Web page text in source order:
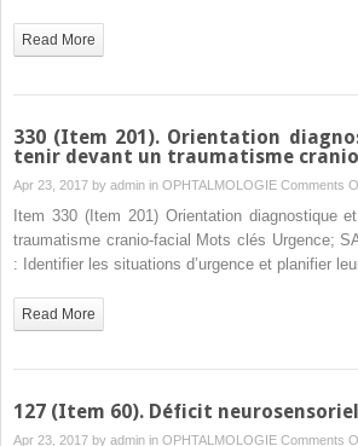
Read More
330 (Item 201). Orientation
tenir devant un traumatisme
Apr 23, 2017 by admin in OPHTALMOLOGIE Comments
Item 330 (Item 201) Orientation diagnostique
traumatisme cranio-facial Mots clés Urgence;
: Identifier les situations d’urgence et planifier
Read More
127 (Item 60). Déficit
Apr 23, 2017 by admin in OPHTALMOLOGIE Comments